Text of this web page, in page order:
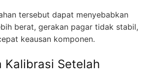
tersebut dapat menyebabkan
berat, gerakan pagar tidak stabil,
keausan komponen.
Kalibrasi Setelah